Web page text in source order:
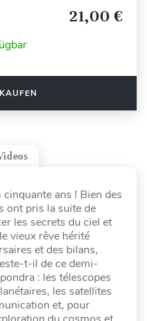
21,00 €
cinquante ans ! Bien des
ont pris la suite de
les secrets du ciel et
vieux rêve hérité
et des bilans,
t-il de ce demi-
: les télescopes
les satellites
et, pour